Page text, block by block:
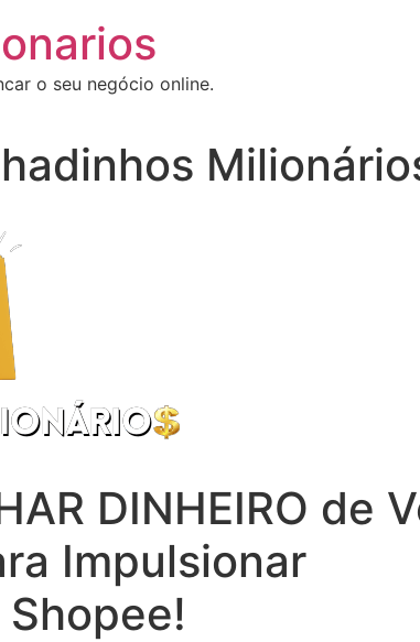
o seu negócio online.
DINHEIRO de
Impulsionar